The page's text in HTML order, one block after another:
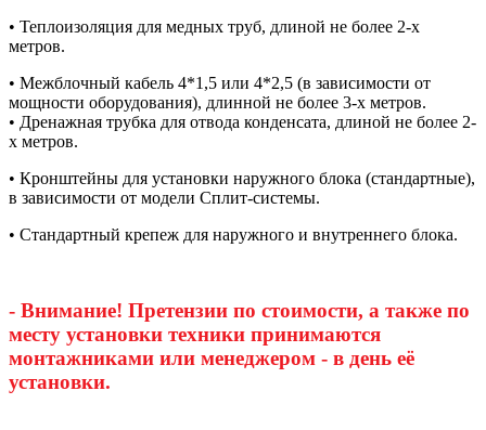
• Теплоизоляция для медных труб, длиной не более 2-х
метров.
• Межблочный кабель 4*1,5 или 4*2,5 (в зависимости от
мощности оборудования), длинной не более 3-х метров.
• Дренажная трубка для отвода конденсата, длиной не более 2-
х метров.
• Кронштейны для установки наружного блока (стандартные),
в зависимости от модели Сплит-системы.
• Стандартный крепеж для наружного и внутреннего блока.
- Внимание! Претензии по стоимости, а также по
месту установки техники принимаются
монтажниками или менеджером - в день её
установки.